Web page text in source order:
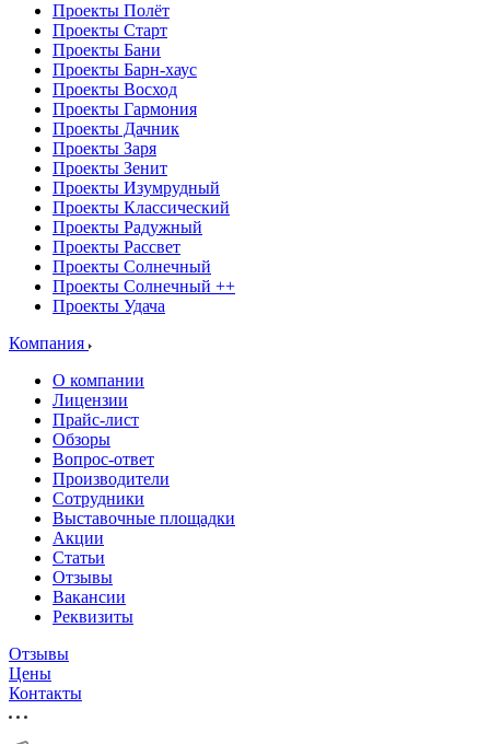
Проекты Полёт
Проекты Старт
Проекты Бани
Проекты Барн-хаус
Проекты Восход
Проекты Гармония
Проекты Дачник
Проекты Заря
Проекты Зенит
Проекты Изумрудный
Проекты Классический
Проекты Радужный
Проекты Рассвет
Проекты Солнечный
Проекты Солнечный ++
Проекты Удача
Компания
О компании
Лицензии
Прайс-лист
Обзоры
Вопрос-ответ
Производители
Сотрудники
Выставочные площадки
Акции
Статьи
Отзывы
Вакансии
Реквизиты
Отзывы
Цены
Контакты